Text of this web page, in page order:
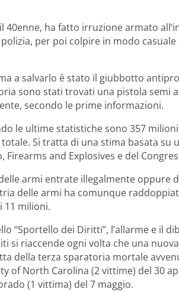
40enne, ha fatto irruzione armato
per poi colpire in modo casuale
a salvarlo è stato il giubbotto
sono stati trovati una pistola semi
secondo le prime informazioni.
le ultime statistiche sono 357
Si tratta di una stima basata su
and Explosives e del
armi entrate illegalmente oppure
delle armi ha comunque
11 milioni.
“Sportello dei Diritti”, l’allarme e il
si riaccende ogni volta che una
della terza sparatoria mortale
of North Carolina (2 vittime) del 30
(1 vittima) del 7 maggio.